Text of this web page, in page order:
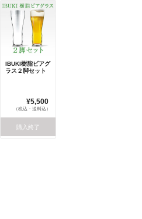
IBUKI樹脂ビアグ
ラス２脚セット
¥5,500
（税込・送料込）
購入終了